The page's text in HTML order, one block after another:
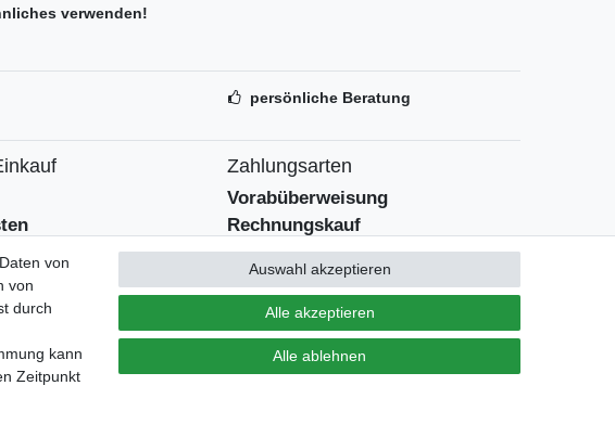
verwenden!
persönliche Beratung
AG
Zahlungsarten
Vorabüberweisung
Rechnungskauf
Zahlung bei Abholung
PayPal (inkl. Kreditkarten)
von
von
durch
kann
Zeitpunkt
Alle akzeptieren
Alle ablehnen
Auswahl akzeptieren